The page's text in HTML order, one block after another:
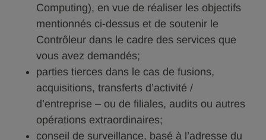
Computing), en vue de réaliser les objectifs
mentionnés ci-dessus et de soutenir le
Contrôleur dans le cadre des services que
vous avez demandés;
parties tierces dans le cas de fusions,
acquisitions, transferts d’activité /
d’entreprise – ou de filiales, audits ou autres
opérations extraordinaires;
conseil de surveillance, basé à l’adresse du